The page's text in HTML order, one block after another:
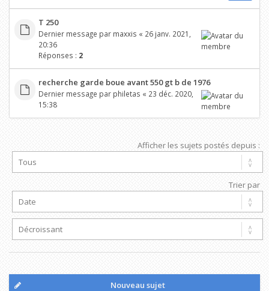
T 250
Dernier message par maxxis « 26 janv. 2021,
20:36
Réponses : 2
recherche garde boue avant 550 gt b de 1976
Dernier message par philetas « 23 déc. 2020,
15:38
Afficher les sujets postés depuis :
Trier par
Nouveau sujet